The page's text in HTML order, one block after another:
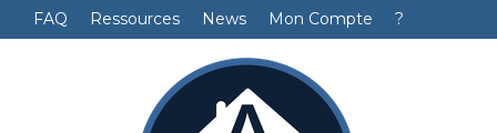
FAQ Ressources News Mon Compte ?